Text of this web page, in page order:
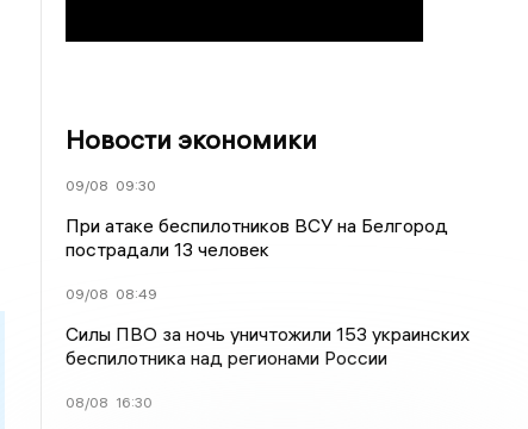
Новости экономики
09/08 09:30
При атаке беспилотников ВСУ на Белгород
пострадали 13 человек
09/08 08:49
Силы ПВО за ночь уничтожили 153 украинских
беспилотника над регионами России
08/08 16:30